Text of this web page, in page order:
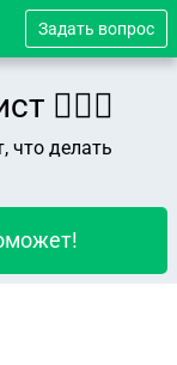
Задать вопрос
👨🏻‍⚖️
что делать